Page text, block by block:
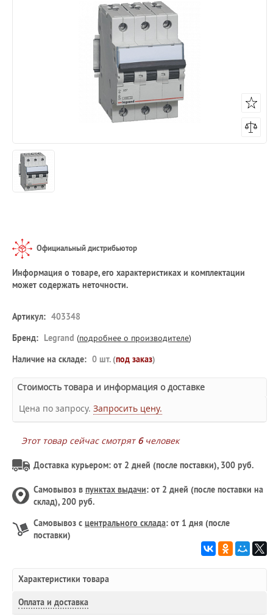
Официальный дистрибьютор
Информация о товаре, его характеристиках и комплектации
может содержать неточности.
Артикул: 403348
Бренд: Legrand (подробнее о производителе)
Наличие на складе: 0 шт. (под заказ)
Стоимость товара и информация о доставке
Цена по запросу. Запросить цену.
Этот товар сейчас смотрят 6человек
Доставка курьером: от 2 дней (после поставки), 300 руб.
Самовывоз в пунктах выдачи: от 2 дней (после поставки на
склад), 200 руб.
Самовывоз с центрального склада: от 1 дня (после
поставки)
Характеристики товара
Оплата и доставка